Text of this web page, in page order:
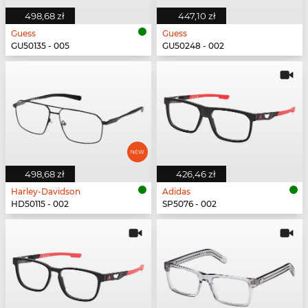
498,68 zł
Guess
GU50135 - 005
447,10 zł
Guess
GU50248 - 002
498,68 zł
Harley-Davidson
HD50115 - 002
426,46 zł
Adidas
SP5076 - 002